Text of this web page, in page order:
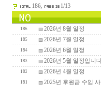
186, 1/13
186 2026년 8월 일정
185 2026년 7월 일정
184 2026년 6월 일정
183 2026년 5월 일정입니
182 2026년 4월 일정
181 2025년 후원금 수입